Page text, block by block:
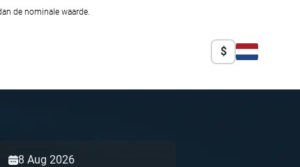
de nominale waarde.
$
8 Aug 2026